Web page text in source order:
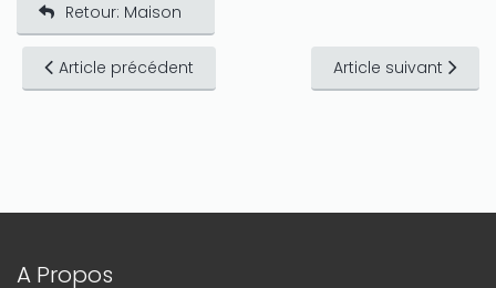
Retour: Maison
Article précédent Article suivant
A Propos